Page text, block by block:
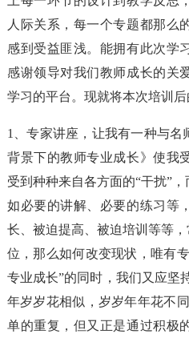
人际关系，每一个专题都那么
感到受益匪浅。能拥有此次学
感谢领导对我们教师成长的关
学习的平台。现就将本次培训后
1、专家讲座，让我有一种与
背景下的教师专业成长》使我
受到种种来自各方面的“干扰”
如必要的讲解、必要的练习等
长、被迫提高、被迫培训等等
位，那么如何改变现状，唯有
专业成长”的同时，我们又应坚
年岁岁花相似，岁岁年年花不
单的重复，但又正是通过积极